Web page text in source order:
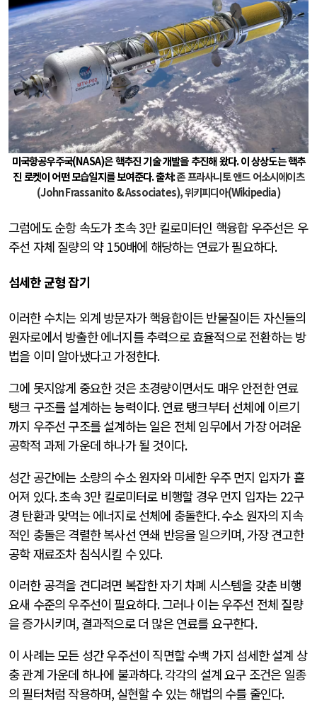
미국항공우주국(NASA)은 핵추진 기술 개발을 추진해 왔다.이 상상도는 핵추
진 로켓이 어떤 모습일지를 보여준다.출처:존 프라사니토 앤드 어소시에이츠
(John Frassanito & Associates),위키피디아(Wikipedia)
그럼에도 순항 속도가 초속3만 킬로미터인 핵융합 우주선은 우
주선 자체 질량의 약 150배에 해당하는 연료가 필요하다.
섬세한 균형 잡기
이러한 수치는 외계 방문자가 핵융합이든 반물질이든 자신들의
원자로에서 방출한 에너지를 추력으로 효율적으로 전환하는 방
법을 이미 알아냈다고 가정한다.
그에 못지않게 중요한 것은 초경량이면서도 매우 안전한 연료
탱크 구조를 설계하는 능력이다.연료 탱크부터 선체에 이르기
까지 우주선 구조를 설계하는 일은 전체 임무에서 가장 어려운
공학적 과제 가운데 하나가 될 것이다.
성간 공간에는 소량의 수소 원자와 미세한 우주 먼지 입자가 흩
어져 있다.초속3만 킬로미터로 비행할 경우 먼지 입자는 22구
경 탄환과 맞먹는 에너지로 선체에 충돌한다.수소 원자의 지속
적인 충돌은 격렬한 복사선 연쇄 반응을 일으키며,가장 견고한
공학 재료조차 침식시킬 수 있다.
이러한 공격을 견디려면 복잡한 자기 차폐 시스템을 갖춘 비행
요새 수준의 우주선이 필요하다.그러나 이는 우주선 전체 질량
을 증가시키며, 결과적으로 더 많은 연료를 요구한다.
이 사례는 모든 성간 우주선이 직면할 수백 가지 섬세한 설계 상
충 관계 가운데 하나에 불과하다.각각의 설계 요구 조건은 일종
의 필터처럼 작용하며, 실현할 수 있는 해법의 수를 줄인다.